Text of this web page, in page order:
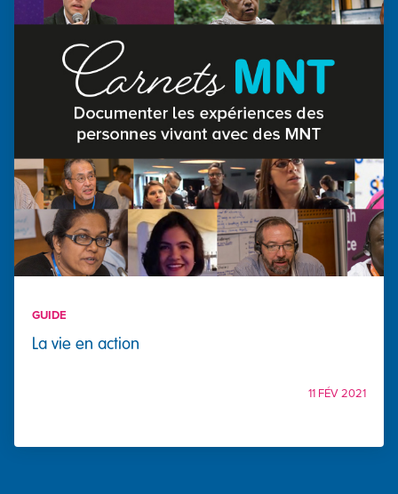
GUIDE
La vie en action
11 FÉV 2021